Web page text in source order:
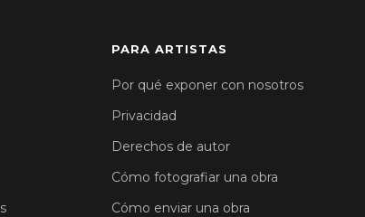
PARA ARTISTAS
Por qué exponer con nosotros
Privacidad
Derechos de autor
Cómo fotografiar una obra
Cómo enviar una obra